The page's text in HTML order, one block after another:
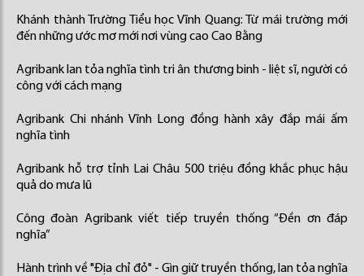
Khánh thành Trường Tiểu học Vĩnh Quang: Từ mái trường mới
đến những ước mơ mới nơi vùng cao Cao Bằng
Agribank lan tỏa nghĩa tình tri ân thương binh - liệt sĩ, người có
công với cách mạng
Agribank Chi nhánh Vĩnh Long đồng hành xây đắp mái ấm
nghĩa tình
Agribank hỗ trợ tỉnh Lai Châu 500 triệu đồng khắc phục hậu
quả do mưa lũ
Công đoàn Agribank viết tiếp truyền thống “Đền ơn đáp
nghĩa”
Hành trình về "Địa chỉ đỏ" - Gìn giữ truyền thống, lan tỏa nghĩa